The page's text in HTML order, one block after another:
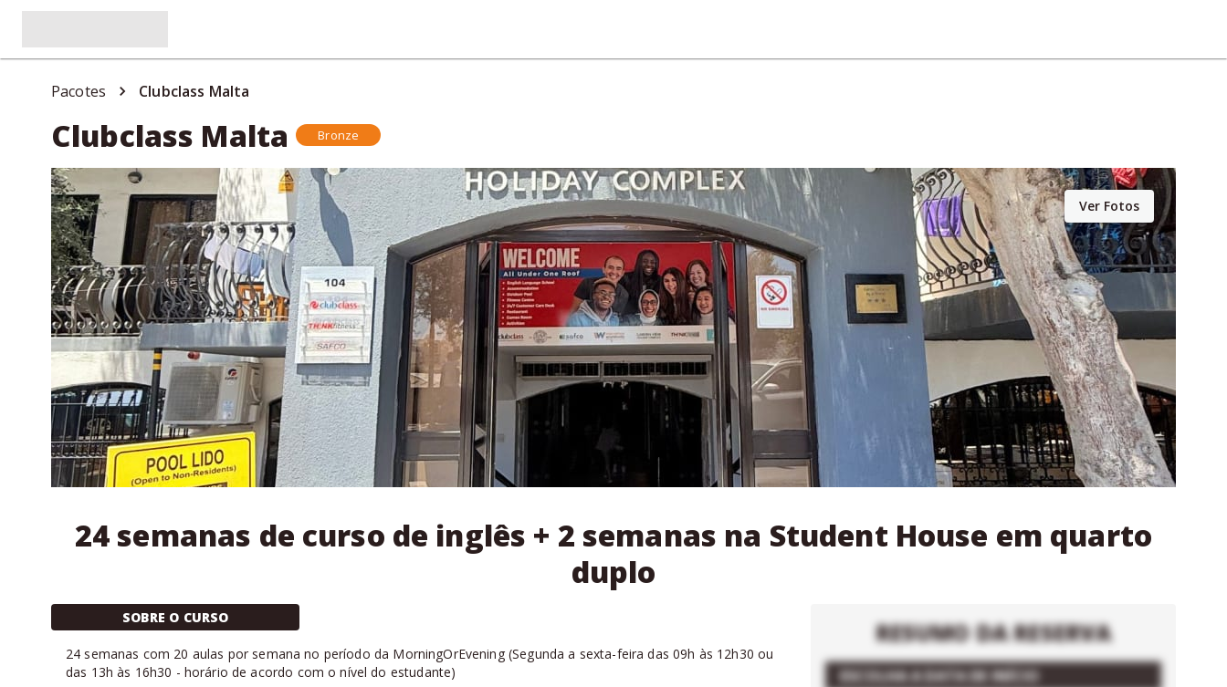
Pacotes Clubclass Malta
Clubclass Malta Bronze
Ver Fotos
24 semanas de curso de inglês + 2 semanas na Student House em quarto
duplo
SOBRE O CURSO
24 semanas com 20 aulas por semana no período da MorningOrEvening(Segunda a sexta-feira das 09h às 12h30 ou
das 13h às 16h30 - horário de acordo com o nível do estudante)
RESUMO DA RESERVA
ESCOLHA A DATA DE INÍCIO